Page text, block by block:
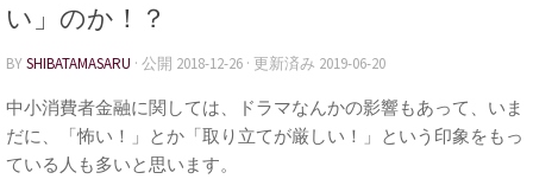
い」のか！？
BYSHIBATAMASARU · 公開 2018-12-26 · 更新済み 2019-06-20
中小消費者金融に関しては、ドラマなんかの影響もあって、いま
だに、「怖い！」とか「取り立てが厳しい！」という印象をもっ
ている人も多いと思います。